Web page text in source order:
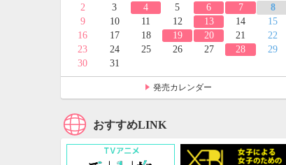
2
3 4 5 6 7
8
9
10 11 12 13 14
15
16
17 18 19 20 21
22
23
24 25 26 27 28
29
30
31
発売カレンダー
おすすめLINK